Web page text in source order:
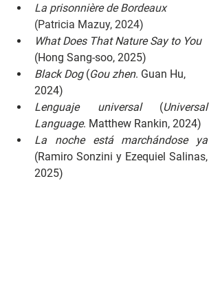
La prisonnière de Bordeaux
(Patricia Mazuy, 2024)
What Does That Nature Say to You
(Hong Sang-soo, 2025)
Black Dog (Gou zhen. Guan Hu,
2024)
Lenguaje universal (Universal
Language. Matthew Rankin, 2024)
(Ramiro Sonzini y Ezequiel Salinas,
2025)